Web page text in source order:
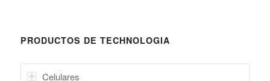
PRODUCTOS DE TECHNOLOGIA
Celulares